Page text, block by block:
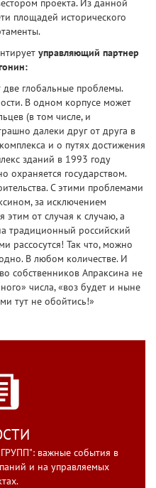
проекта. Из данной
площадей исторического
управляющий партнер
глобальные проблемы.
В одном корпусе может
(в том числе, и
далеки друг от друга в
и о путях достижения
зданий в 1993 году
охраняется государством.
С этими проблемами
за исключением
этим от случая к случаю, а
традиционный российский
рассосутся! Так что, можно
В любом количестве. И
собственников Апраксина не
числа, «воз будет и ныне
тут не обойтись!»
важные события в
и на управляемых